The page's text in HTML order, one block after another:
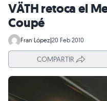
VÄTH retoca el
Coupé
Fran López|20 Feb 2010
COMPARTIR